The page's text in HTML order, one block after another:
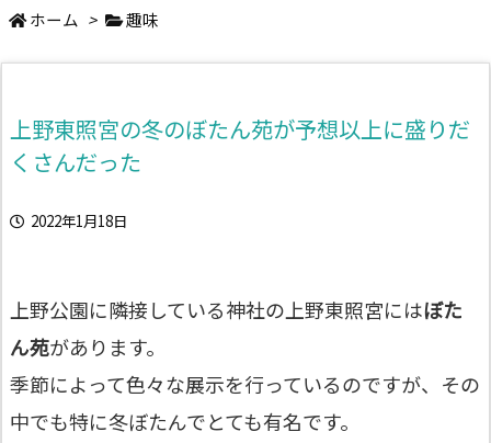
検索
ホーム > 趣味
上野東照宮の冬のぼたん苑が予想以上に盛りだ
くさんだった
2022年1月18日
上野公園に隣接している神社の上野東照宮にはぼた
ん苑があります。
季節によって色々な展示を行っているのですが、その
中でも特に冬ぼたんでとても有名です。